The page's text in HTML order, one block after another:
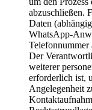
abzuschließen.
Daten
WhatsApp-
Telefonnummer
Der
weiterer
erforderlich ist,
Angelegenheit